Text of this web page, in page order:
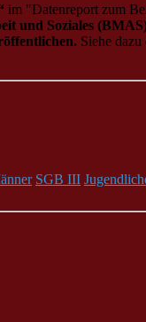
im "Datenreport zum
und Soziales
Siehe
SGB III